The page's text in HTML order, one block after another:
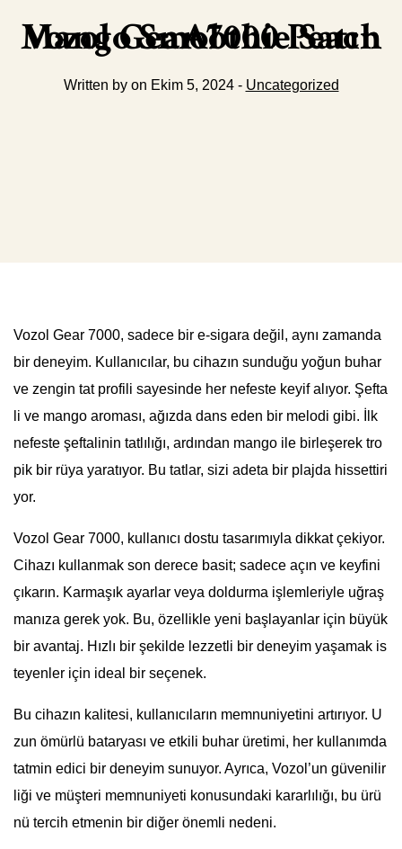
Vozol Gear 7000 Peach Mango Smoothie Satın Al
Written by on Ekim 5, 2024 - Uncategorized
Vozol Gear 7000, sadece bir e-sigara değil, aynı zamanda
bir deneyim. Kullanıcılar, bu cihazın sunduğu yoğun buhar
ve zengin tat profili sayesinde her nefeste keyif alıyor. Şefta
li ve mango aroması, ağızda dans eden bir melodi gibi. İlk
nefeste şeftalinin tatlılığı, ardından mango ile birleşerek tro
pik bir rüya yaratıyor. Bu tatlar, sizi adeta bir plajda hissettiri
yor.
Vozol Gear 7000, kullanıcı dostu tasarımıyla dikkat çekiyor.
Cihazı kullanmak son derece basit; sadece açın ve keyfini
çıkarın. Karmaşık ayarlar veya doldurma işlemleriyle uğraş
manıza gerek yok. Bu, özellikle yeni başlayanlar için büyük
bir avantaj. Hızlı bir şekilde lezzetli bir deneyim yaşamak is
teyenler için ideal bir seçenek.
Bu cihazın kalitesi, kullanıcıların memnuniyetini artırıyor. U
zun ömürlü bataryası ve etkili buhar üretimi, her kullanımda
tatmin edici bir deneyim sunuyor. Ayrıca, Vozol’un güvenilir
liği ve müşteri memnuniyeti konusundaki kararlılığı, bu ürü
nü tercih etmenin bir diğer önemli nedeni.